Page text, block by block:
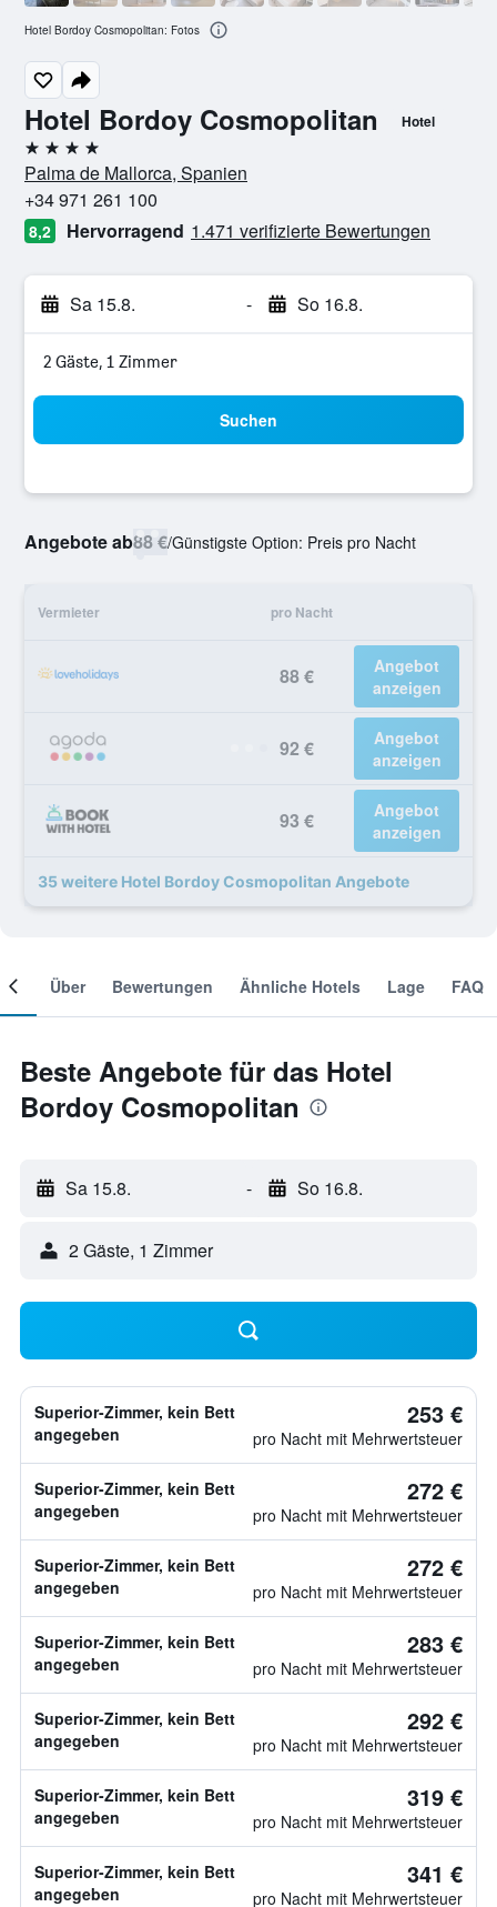
Hotel Bordoy Cosmopolitan Hotel
4 Sterne
Palma de Mallorca, Spanien
+34 971 261 100
8,2 Hervorragend 1.471 verifizierte Bewertungen
Sa 15.8. - So 16.8.
2 Gäste, 1 Zimmer
Suchen
Angebote ab88 €/Günstigste Option: Preis pro Nacht
Vermieter pro Nacht
88 €
Angebot
anzeigen
92 €
Angebot
anzeigen
93 €
Angebot
anzeigen
35 weitere Hotel Bordoy Cosmopolitan Angebote
Hotel Bordoy Cosmopolitan: Fotos
Über Bewertungen Ähnliche Hotels Lage FAQ
Beste Angebote für das Hotel
Bordoy Cosmopolitan
Sa 15.8. - So 16.8.
2 Gäste, 1 Zimmer
Superior-Zimmer, kein Bett
angegeben
253 €
pro Nacht mit Mehrwertsteuer
Superior-Zimmer, kein Bett
angegeben
272 €
pro Nacht mit Mehrwertsteuer
Superior-Zimmer, kein Bett
angegeben
272 €
pro Nacht mit Mehrwertsteuer
Superior-Zimmer, kein Bett
angegeben
283 €
pro Nacht mit Mehrwertsteuer
Superior-Zimmer, kein Bett
angegeben
292 €
pro Nacht mit Mehrwertsteuer
Superior-Zimmer, kein Bett
angegeben
319 €
pro Nacht mit Mehrwertsteuer
Superior-Zimmer, kein Bett
angegeben
341 €
pro Nacht mit Mehrwertsteuer